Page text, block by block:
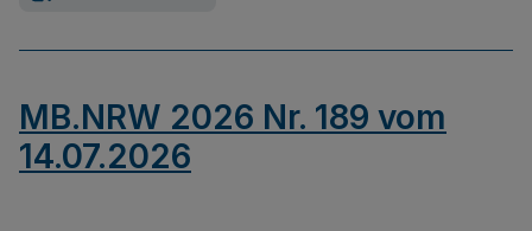
MB.NRW 2026 Nr. 189 vom
14.07.2026